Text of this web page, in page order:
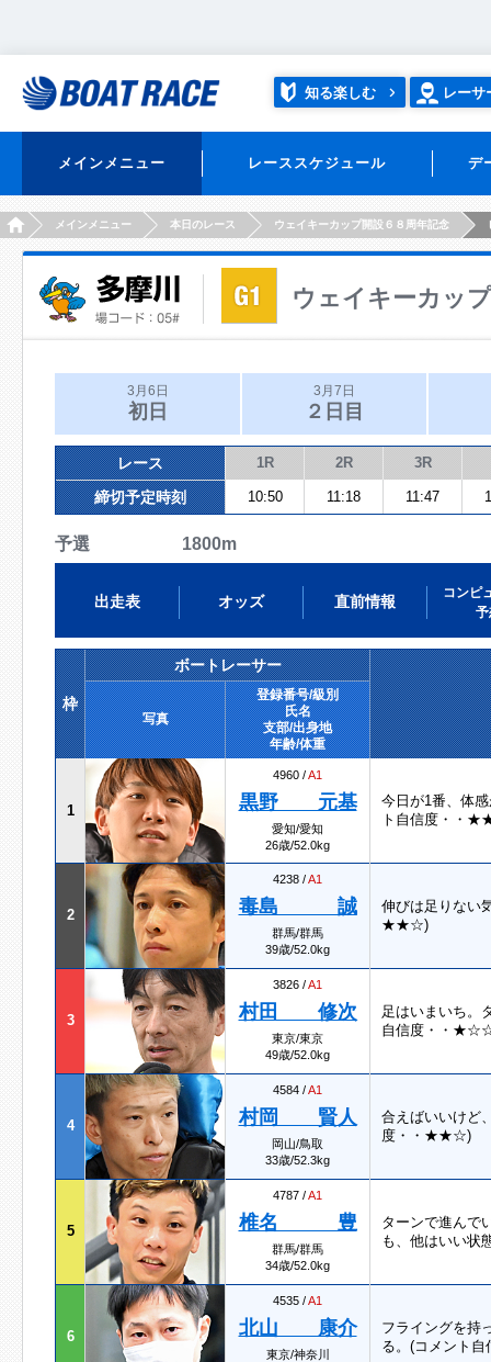
知る楽しむ レーサ
メインメニュー レーススケジュール デ
HOMEメインメニュー 本日のレース ウェイキーカップ開設６８周年記念
ウェイキーカッ
3月6日
初日
3月7日
２日目
レース 1R 2R 3R
締切予定時刻 10:50 11:18 11:47
予選 1800m
出走表 オッズ 直前情報
コンピ
予
枠
ボートレーサー
写真
登録番号/級別
氏名
支部/出身地
年齢/体重
1
4960 /A1
黒野 元基
愛知/愛知
26歳/52.0kg
今日が1番、体
ト自信度・・
2
4238 /A1
毒島 誠
群馬/群馬
39歳/52.0kg
伸びは足りない
★★☆)
3
3826 /A1
村田 修次
東京/東京
49歳/52.0kg
足はいまいち。
自信度・・
4
4584 /A1
村岡 賢人
岡山/鳥取
33歳/52.3kg
合えばいいけど
度・・★★☆)
5
4787 /A1
椎名 豊
群馬/群馬
34歳/52.0kg
ターンで進んで
も、他はいい
6
4535 /A1
北山 康介
東京/神奈川
フライングを持
る。(コメント